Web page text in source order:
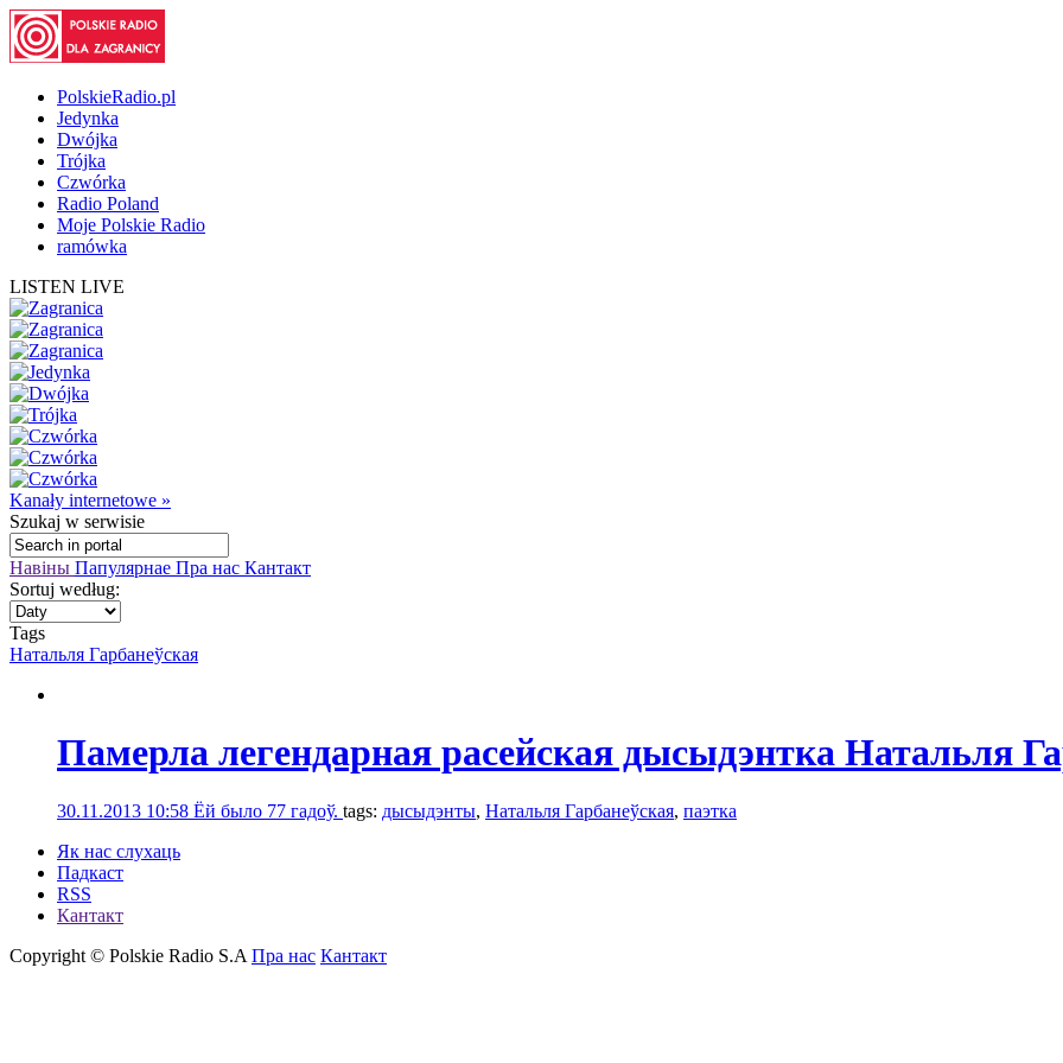
PolskieRadio.pl
Jedynka
Dwójka
Trójka
Czwórka
Radio Poland
Moje Polskie Radio
ramówka
LISTEN LIVE
Kanały internetowe »
Szukaj w serwisie
Навіны Папулярнае Пра нас Кантакт
Sortuj według:
Tags
Натальля Гарбанеўская
Памерла легендарная расейская дысыдэнтка Натальля
30.11.2013 10:58 Ёй было 77 гадоў. tags: дысыдэнты, Натальля Гарбанеўская, паэтка
Як нас слухаць
Падкаст
RSS
Кантакт
Copyright © Polskie Radio S.A Пра нас Кантакт